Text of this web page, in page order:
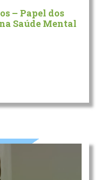
– Papel dos
Saúde Mental